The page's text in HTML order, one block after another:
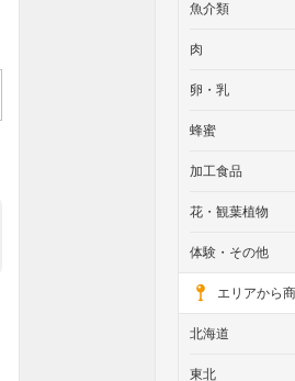
魚介類
肉
卵・乳
蜂蜜
加工食品
花・観葉植物
体験・その他
エリアから
北海道
東北